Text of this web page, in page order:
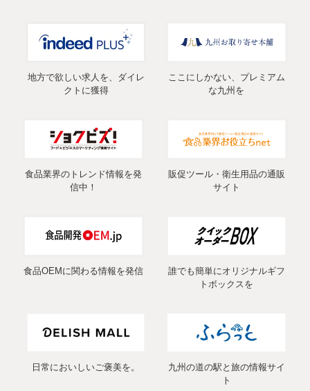
地方で欲しい求人を、ダイレ
クトに獲得
ここにしかない、プレミアム
な九州を
食品業界のトレンド情報を発
信中！
販促ツール・衛生用品の通販
サイト
食品OEMに関わる情報を発信
誰でも簡単にオリジナルギフ
トボックスを
日常においしいご褒美を。
九州の道の駅と旅の情報サイ
ト